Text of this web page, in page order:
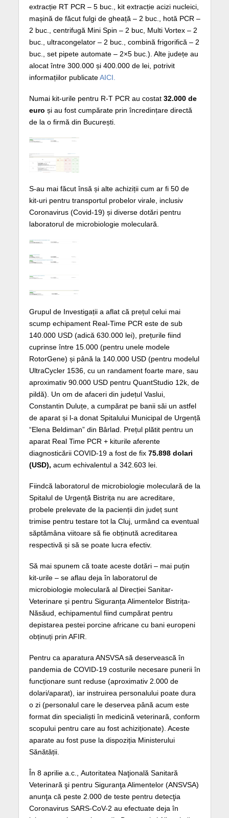
extracție RT PCR – 5 buc., kit extracție acizi nucleici,
mașină de făcut fulgi de gheață – 2 buc., hotă PCR –
2 buc., centrifugă Mini Spin – 2 buc, Multi Vortex – 2
buc., ultracongelator – 2 buc., combină frigorifică – 2
buc., set pipete automate – 2×5 buc.). Alte județe au
alocat între 300.000 și 400.000 de lei, potrivit
informațiilor publicateAICI.
Numai kit-urile pentru R-T PCR au costat 32.000 de
euro și au fost cumpărate prin încredințare directă
de la o firmă din București.
S-au mai făcut însă și alte achiziții cum ar fi 50 de
kit-uri pentru transportul probelor virale, inclusiv
Coronavirus (Covid-19) și diverse dotări pentru
laboratorul de microbiologie moleculară.
Grupul de Investigații a aflat că prețul celui mai
scump echipament Real-Time PCR este de sub
140.000 USD (adică 630.000 lei), prețurile fiind
cuprinse între 15.000 (pentru unele modele
RotorGene) și până la 140.000 USD (pentru modelul
UltraCycler 1536, cu un randament foarte mare, sau
aproximativ 90.000 USD pentru QuantStudio 12k, de
pildă). Un om de afaceri din județul Vaslui,
Constantin Duluțe, a cumpărat pe banii săi un astfel
de aparat și l-a donat Spitalului Municipal de Urgență
“Elena Beldiman” din Bârlad. Prețul plătit pentru un
aparat Real Time PCR + kiturile aferente
diagnosticării COVID-19 a fost de fix 75.898 dolari
(USD), acum echivalentul a 342.603 lei.
Fiindcă laboratorul de microbiologie moleculară de la
Spitalul de Urgență Bistrița nu are acreditare,
probele prelevate de la pacienții din județ sunt
trimise pentru testare tot la Cluj, urmând ca eventual
săptămâna viitoare să fie obținută acreditarea
respectivă și să se poate lucra efectiv.
Să mai spunem că toate aceste dotări – mai puțin
kit-urile – se aflau deja în laboratorul de
microbiologie moleculară al Direcției Sanitar-
Veterinare și pentru Siguranța Alimentelor Bistrița-
Năsăud, echipamentul fiind cumpărat pentru
depistarea pestei porcine africane cu bani europeni
obținuți prin AFIR.
Pentru ca aparatura ANSVSA să deservească în
pandemia de COVID-19 costurile necesare punerii în
funcționare sunt reduse (aproximativ 2.000 de
dolari/aparat), iar instruirea personalului poate dura
o zi (personalul care le deservea până acum este
format din specialiști în medicină veterinară, conform
scopului pentru care au fost achiziționate). Aceste
aparate au fost puse la dispoziția Ministerului
Sănătății.
În 8 aprilie a.c.,
Autoritatea Naţională Sanitară
Veterinară şi pentru Siguranţa Alimentelor (ANSVSA)
anunţa că peste 2.000 de teste pentru detecţia
Coronavirus SARS-CoV-2 au efectuate deja în